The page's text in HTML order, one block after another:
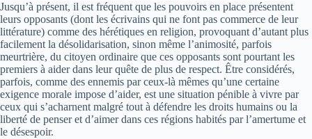
Jusqu’à présent, il est fréquent que les pouvoirs en place présentent
leurs opposants (dont les écrivains qui ne font pas commerce de leur
littérature) comme des hérétiques en religion, provoquant d’autant plus
facilement la désolidarisation, sinon même l’animosité, parfois
meurtrière, du citoyen ordinaire que ces opposants sont pourtant les
premiers à aider dans leur quête de plus de respect. Être considérés,
parfois, comme des ennemis par ceux-là mêmes qu’une certaine
exigence morale impose d’aider, est une situation pénible à vivre par
ceux qui s’acharnent malgré tout à défendre les droits humains ou la
liberté de penser et d’aimer dans ces régions habités par l’amertume et
le désespoir.